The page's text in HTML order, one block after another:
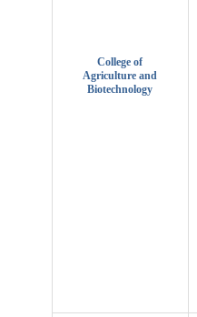
College of
Agriculture and
Biotechnology